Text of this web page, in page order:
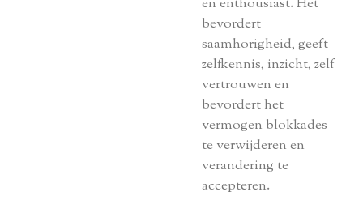
en enthousiast. Het
bevordert
saamhorigheid, geeft
zelfkennis, inzicht, zelf
vertrouwen en
bevordert het
vermogen blokkades
te verwijderen en
verandering te
accepteren.